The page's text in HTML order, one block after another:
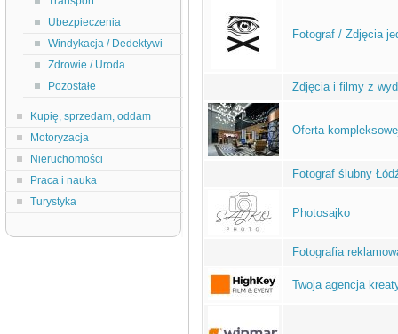
Ubezpieczenia
Windykacja / Dedektywi
Zdrowie / Uroda
Pozostałe
Kupię, sprzedam, oddam
Motoryzacja
Nieruchomości
Praca i nauka
Turystyka
Fotograf / Zdjęcia
Zdjęcia i filmy z
Oferta
Fotograf ślubny
Photosajko
Fotografia
Twoja agencja